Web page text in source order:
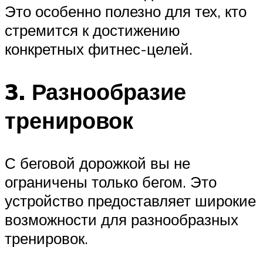
Это особенно полезно для тех, кто
стремится к достижению
конкретных фитнес-целей.
3. Разнообразие
тренировок
С беговой дорожкой вы не
ограничены только бегом. Это
устройство предоставляет широкие
возможности для разнообразных
тренировок.